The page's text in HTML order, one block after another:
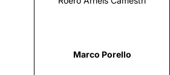
Marco Porello